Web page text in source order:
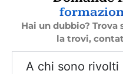
Hai un dubbio? Trova
la trovi,
A chi sono rivolti